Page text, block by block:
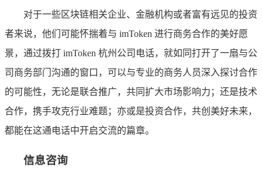
对于一些区块链相关企业、金融机构或者富有远见的投资
者来说，他们可能怀揣着与 imToken 进行商务合作的美好愿
景，通过拨打 imToken 杭州公司电话，就如同打开了一扇与公
司商务部门沟通的窗口，可以与专业的商务人员深入探讨合作
的可能性，无论是联合推广，共同扩大市场影响力；还是技术
合作，携手攻克行业难题；亦或是投资合作，共创美好未来，
都能在这通电话中开启交流的篇章。
信息咨询